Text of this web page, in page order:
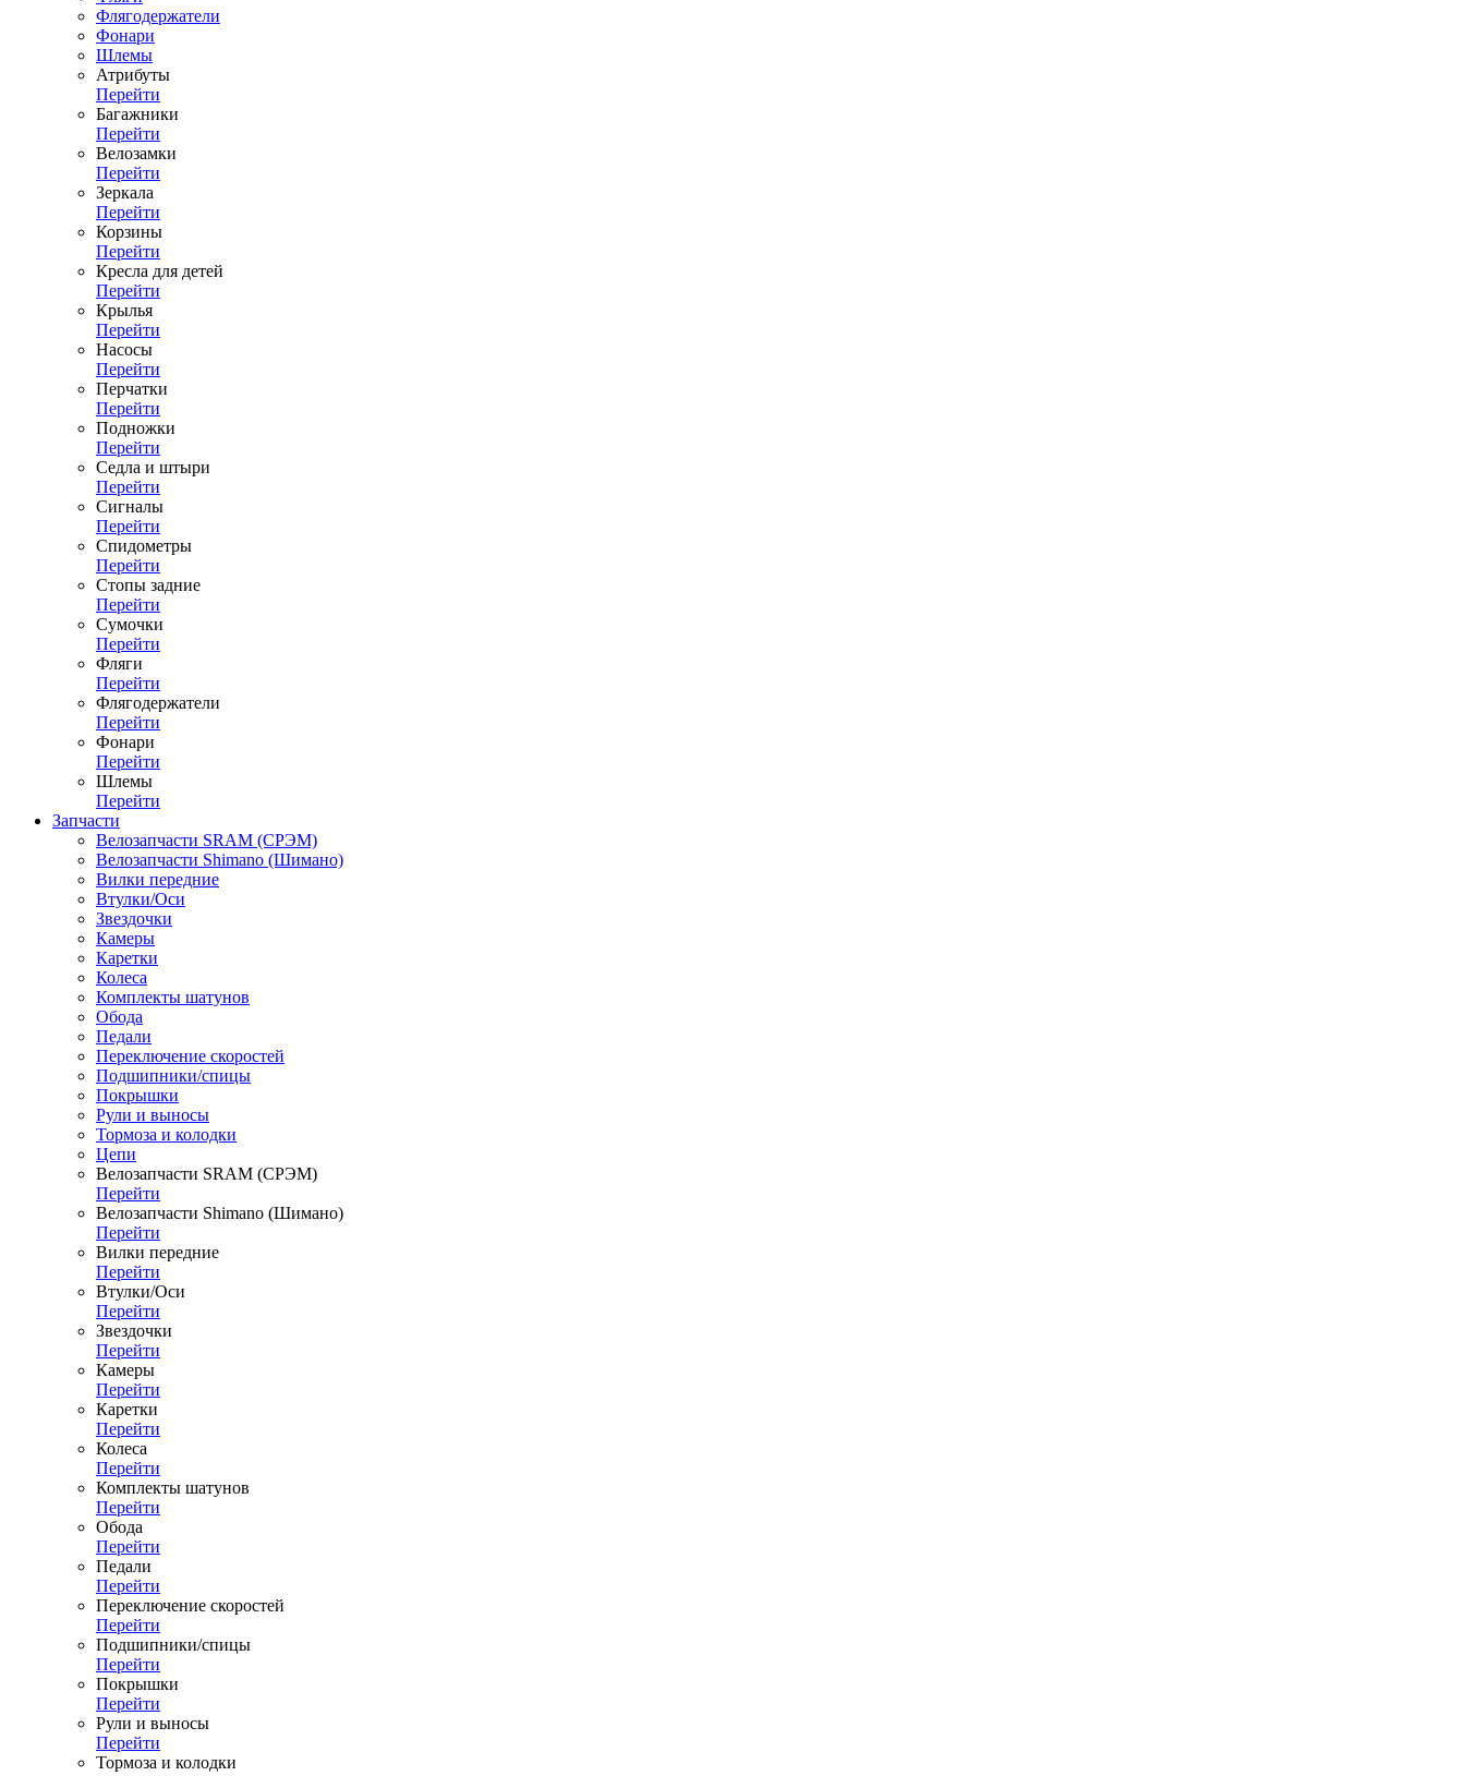
Флягодержатели
Фонари
Шлемы
Атрибуты
Перейти
Багажники
Перейти
Велозамки
Перейти
Зеркала
Перейти
Корзины
Перейти
Кресла для детей
Перейти
Крылья
Перейти
Насосы
Перейти
Перчатки
Перейти
Подножки
Перейти
Седла и штыри
Перейти
Сигналы
Перейти
Спидометры
Перейти
Стопы задние
Перейти
Сумочки
Перейти
Фляги
Перейти
Флягодержатели
Перейти
Фонари
Перейти
Шлемы
Перейти
Запчасти
Велозапчасти SRAM (СРЭМ)
Велозапчасти Shimano (Шимано)
Вилки передние
Втулки/Оси
Звездочки
Камеры
Каретки
Колеса
Комплекты шатунов
Обода
Педали
Переключение скоростей
Подшипники/спицы
Покрышки
Рули и выносы
Тормоза и колодки
Цепи
Велозапчасти SRAM (СРЭМ)
Перейти
Велозапчасти Shimano (Шимано)
Перейти
Вилки передние
Перейти
Втулки/Оси
Перейти
Звездочки
Перейти
Камеры
Перейти
Каретки
Перейти
Колеса
Перейти
Комплекты шатунов
Перейти
Обода
Перейти
Педали
Перейти
Переключение скоростей
Перейти
Подшипники/спицы
Перейти
Покрышки
Перейти
Рули и выносы
Перейти
Тормоза и колодки